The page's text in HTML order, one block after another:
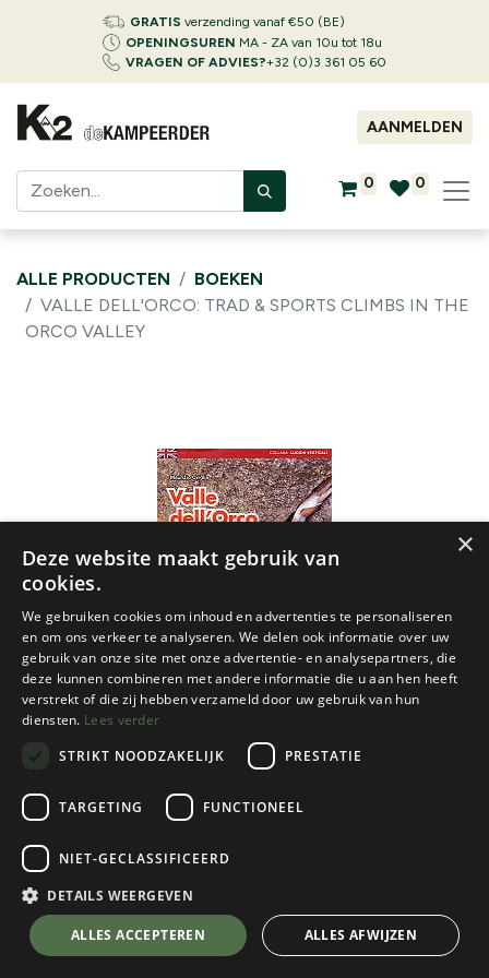
GRATIS verzending vanaf €50 (BE)
OPENINGSUREN MA - ZA van 10u tot 18u
VRAGEN OF ADVIES?+32 (0)3 361 05 60
AANMELDEN
0 0
ALLE PRODUCTEN
BOEKEN
VALLE DELL'ORCO: TRAD & SPORTS CLIMBS IN THE
ORCO VALLEY
Cordee
Valle dell'Orco: Trad & Sports Climbs in
the Orco Valley
💬 Stel je vraag over dit product via WhatsApp
×
Deze website maakt gebruik van
cookies.
We gebruiken cookies om inhoud en advertenties te personaliseren
en om ons verkeer te analyseren. We delen ook informatie over uw
gebruik van onze site met onze advertentie- en analysepartners, die
deze kunnen combineren met andere informatie die u aan hen heeft
verstrekt of die zij hebben verzameld door uw gebruik van hun
diensten. Lees verder
STRIKT NOODZAKELIJK
PRESTATIE
TARGETING FUNCTIONEEL
NIET-GECLASSIFICEERD
DETAILS WEERGEVEN
ALLES ACCEPTEREN ALLES AFWIJZEN